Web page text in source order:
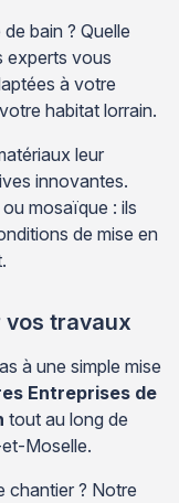
bain ? Quelle
experts vous
à votre
habitat lorrain.
leur
innovantes.
mosaïque : ils
de mise en
vos travaux
à une simple mise
Entreprises de
tout au long de
Moselle.
chantier ? Notre